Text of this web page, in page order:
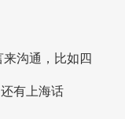
沟通，比如四
有上海话